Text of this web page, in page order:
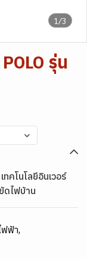
1/3
รุ่น
คโนโลยีอินเวอร์
ดไฟบ้าน
ฟฟ้า,